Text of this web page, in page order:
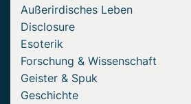
Außerirdisches Leben
Disclosure
Esoterik
Forschung & Wissenschaft
Geister & Spuk
Geschichte